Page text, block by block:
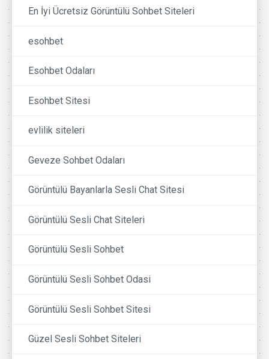
En İyi Ücretsiz Görüntülü Sohbet Siteleri
esohbet
Esohbet Odaları
Esohbet Sitesi
evlilik siteleri
Geveze Sohbet Odaları
Görüntülü Bayanlarla Sesli Chat Sitesi
Görüntülü Sesli Chat Siteleri
Görüntülü Sesli Sohbet
Görüntülü Sesli Sohbet Odasi
Görüntülü Sesli Sohbet Sitesi
Güzel Sesli Sohbet Siteleri